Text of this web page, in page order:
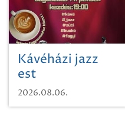
Kávéházi jazz
est
2026.08.06.